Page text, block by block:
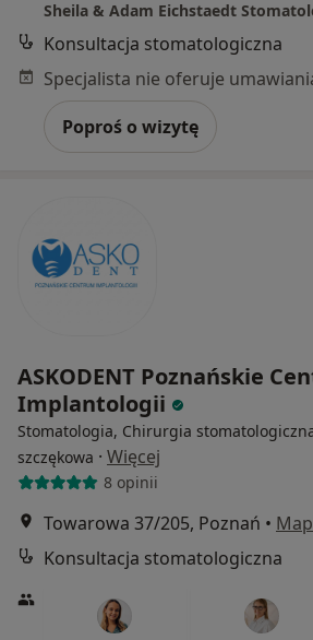
Sheila & Adam Eichstaedt
Konsultacja stomatologiczna
Poproś o wizytę
ASKODENT Poznańskie
Implantologii
Stomatologia, Chirurgia
szczękowa · Więcej
8 opinii
Towarowa 37/205, Poznań •
Konsultacja stomatologiczna